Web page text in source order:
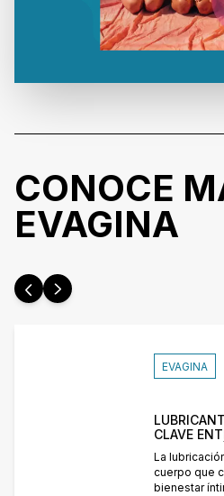
CONOCE
EVAGINA
EVAGINA
CLAVE
La
cuerpo que
bienestar